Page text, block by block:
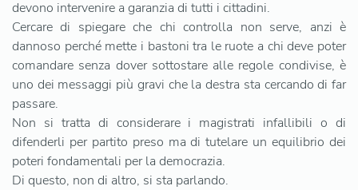
devono intervenire a garanzia di tutti i cittadini.
Cercare di spiegare che chi controlla non serve, anzi è
dannoso perché mette i bastoni tra le ruote a chi deve poter
comandare senza dover sottostare alle regole condivise, è
uno dei messaggi più gravi che la destra sta cercando di far
passare.
Non si tratta di considerare i magistrati infallibili o di
difenderli per partito preso ma di tutelare un equilibrio dei
poteri fondamentali per la democrazia.
Di questo, non di altro, si sta parlando.